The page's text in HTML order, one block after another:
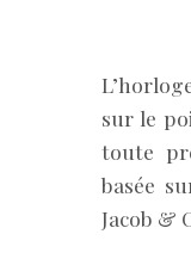
sur le
toute
basée
Jacob &